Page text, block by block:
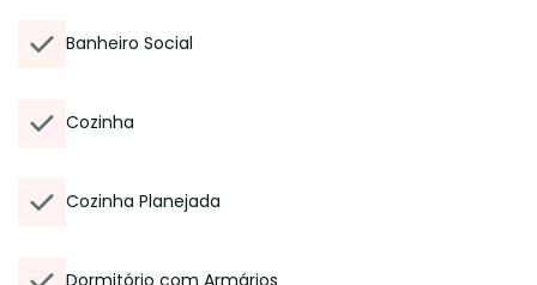
Banheiro Social
Cozinha
Cozinha Planejada
Dormitório com Armários